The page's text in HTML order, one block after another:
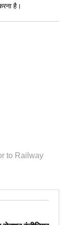
है।
to Railway